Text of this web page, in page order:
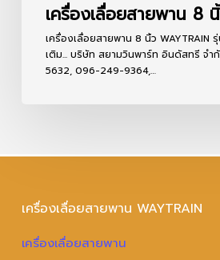
เครื่องเลื่อยสายพาน 8
เครื่องเลื่อยสายพาน 8 นิ้ว WAYTRAIN
เติม... บริษัท สยามวินพาร์ท อินดัสทรี จำ
5632, 096-249-9364,…
เครื่องเลื่อยสายพาน WAYTRAIN
เครื่องเลื่อยสายพาน